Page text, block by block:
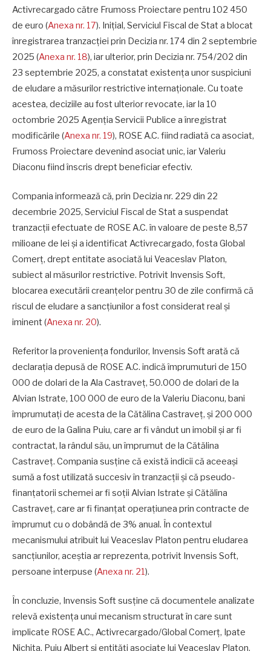
Activrecargado către Frumoss Proiectare pentru 102 450
de euro (Anexa nr. 17). Inițial, Serviciul Fiscal de Stat a blocat
înregistrarea tranzacției prin Decizia nr. 174 din 2 septembrie
2025 (Anexa nr. 18), iar ulterior, prin Decizia nr. 754/202 din
23 septembrie 2025, a constatat existența unor suspiciuni
de eludare a măsurilor restrictive internaționale. Cu toate
acestea, deciziile au fost ulterior revocate, iar la 10
octombrie 2025 Agenția Servicii Publice a înregistrat
modificările (Anexa nr. 19), ROSE A.C. fiind radiată ca asociat,
Frumoss Proiectare devenind asociat unic, iar Valeriu
Diaconu fiind înscris drept beneficiar efectiv.
Compania informează că, prin Decizia nr. 229 din 22
decembrie 2025, Serviciul Fiscal de Stat a suspendat
tranzacții efectuate de ROSE A.C. în valoare de peste 8,57
milioane de lei și a identificat Activrecargado, fosta Global
Comerț, drept entitate asociată lui Veaceslav Platon,
subiect al măsurilor restrictive. Potrivit Invensis Soft,
blocarea executării creanțelor pentru 30 de zile confirmă că
riscul de eludare a sancțiunilor a fost considerat real și
iminent (Anexa nr. 20).
Referitor la proveniența fondurilor, Invensis Soft arată că
declarația depusă de ROSE A.C. indică împrumuturi de 150
000 de dolari de la Ala Castraveț, 50.000 de dolari de la
Alvian Istrate, 100 000 de euro de la Valeriu Diaconu, bani
împrumutați de acesta de la Cătălina Castraveț, și 200 000
de euro de la Galina Puiu, care ar fi vândut un imobil și ar fi
contractat, la rândul său, un împrumut de la Cătălina
Castraveț. Compania susține că există indicii că aceeași
sumă a fost utilizată succesiv în tranzacții și că pseudo-
finanțatorii schemei ar fi soții Alvian Istrate și Cătălina
Castraveț, care ar fi finanțat operațiunea prin contracte de
împrumut cu o dobândă de 3% anual. În contextul
mecanismului atribuit lui Veaceslav Platon pentru eludarea
sancțiunilor, aceștia ar reprezenta, potrivit Invensis Soft,
persoane interpuse (Anexa nr. 21).
În concluzie, Invensis Soft susține că documentele analizate
relevă existența unui mecanism structurat în care sunt
implicate ROSE A.C., Activrecargado/Global Comerț, Ipate
Nichita, Puiu Albert și entități asociate lui Veaceslav Platon.